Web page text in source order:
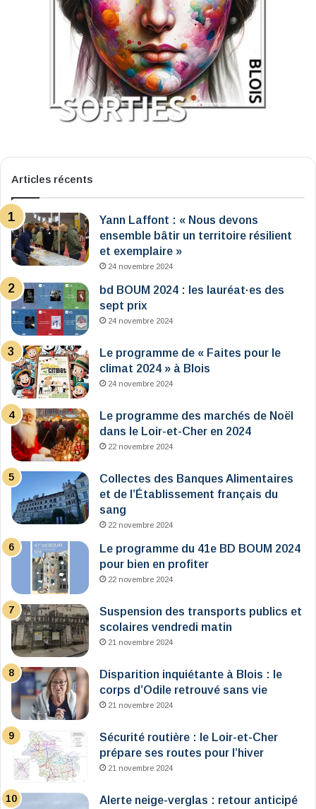
Articles récents
Yann Laffont : « Nous devons
ensemble bâtir un territoire résilient
et exemplaire »
24 novembre 2024
bd BOUM 2024 : les lauréat·es des
sept prix
24 novembre 2024
Le programme de « Faites pour le
climat 2024 » à Blois
24 novembre 2024
Le programme des marchés de Noël
dans le Loir-et-Cher en 2024
22 novembre 2024
Collectes des Banques Alimentaires
et de l’Établissement français du
sang
22 novembre 2024
Le programme du 41e BD BOUM 2024
pour bien en profiter
22 novembre 2024
Suspension des transports publics et
scolaires vendredi matin
21 novembre 2024
Disparition inquiétante à Blois : le
corps d’Odile retrouvé sans vie
21 novembre 2024
Sécurité routière : le Loir-et-Cher
prépare ses routes pour l’hiver
21 novembre 2024
Alerte neige-verglas : retour anticipé